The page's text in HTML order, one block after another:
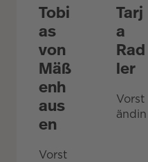
Tobi
as
von
Mäß
enh
aus
en
Vorst
Tarj
a
Rad
ler
Vorst
ändin